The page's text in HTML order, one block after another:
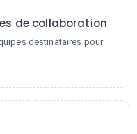
de collaboration
destinataires pour